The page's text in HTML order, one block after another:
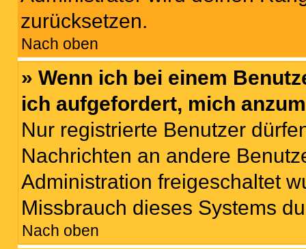
zurücksetzen.
Nach oben
» Wenn ich bei einem
ich aufgefordert, mich
Nur registrierte Benutzer
Nachrichten an andere
Administration freigeschaltet
Missbrauch dieses Systems
Nach oben